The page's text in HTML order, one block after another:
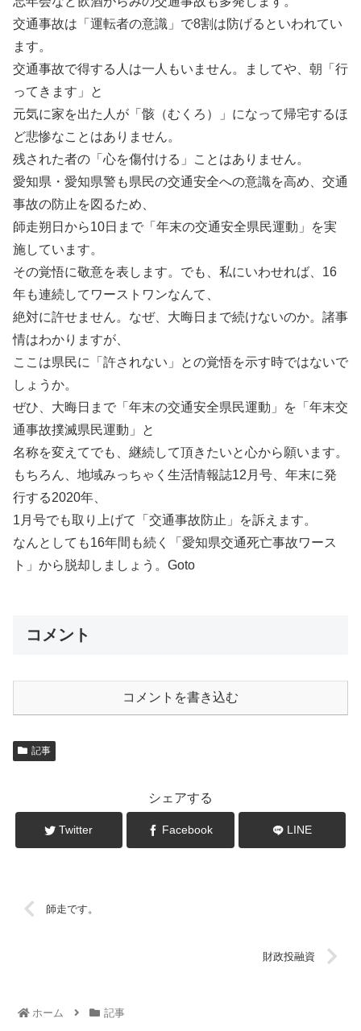
交通事故は「運転者の意識」で8割は防げるといわれてい
ます。
交通事故で得する人は一人もいません。ましてや、朝「行
ってきます」と
元気に家を出た人が「骸（むくろ）」になって帰宅するほ
ど悲惨なことはありません。
残された者の「心を傷付ける」ことはありません。
愛知県・愛知県警も県民の交通安全への意識を高め、交通
事故の防止を図るため、
師走朔日から10日まで「年末の交通安全県民運動」を実
施しています。
その覚悟に敬意を表します。でも、私にいわせれば、16
年も連続してワーストワンなんて、
絶対に許せません。なぜ、大晦日まで続けないのか。諸事
情はわかりますが、
ここは県民に「許されない」との覚悟を示す時ではないで
しょうか。
ぜひ、大晦日まで「年末の交通安全県民運動」を「年末交
通事故撲滅県民運動」と
名称を変えてでも、継続して頂きたいと心から願います。
もちろん、地域みっちゃく生活情報誌12月号、年末に発
行する2020年、
1月号でも取り上げて「交通事故防止」を訴えます。
なんとしても16年間も続く「愛知県交通死亡事故ワース
ト」から脱却しましょう。Goto
コメント
コメントを書き込む
記事
シェアする
Twitter Facebook LINE
師走です。
財政投融資
ホーム 記事